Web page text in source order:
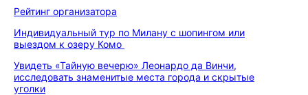
Рейтинг организатора
Индивидуальный тур по Милану с шопингом или
выездом к озеру Комо
Увидеть «Тайную вечерю» Леонардо да Винчи,
исследовать знаменитые места города и скрытые
уголки